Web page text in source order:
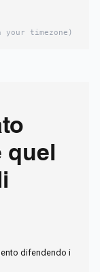
timezone)
quel
difendendo i